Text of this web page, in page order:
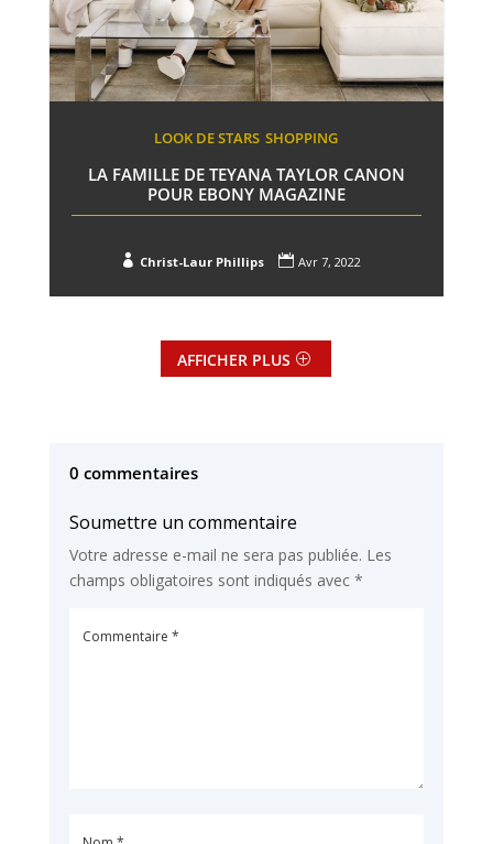
LOOK DE STARS SHOPPING
LA FAMILLE DE TEYANA TAYLOR CANON
POUR EBONY MAGAZINE
 Christ-Laur Phillips  Avr 7, 2022
AFFICHER PLUS
0 commentaires
Soumettre un commentaire
Votre adresse e-mail ne sera pas publiée. Les
champs obligatoires sont indiqués avec *